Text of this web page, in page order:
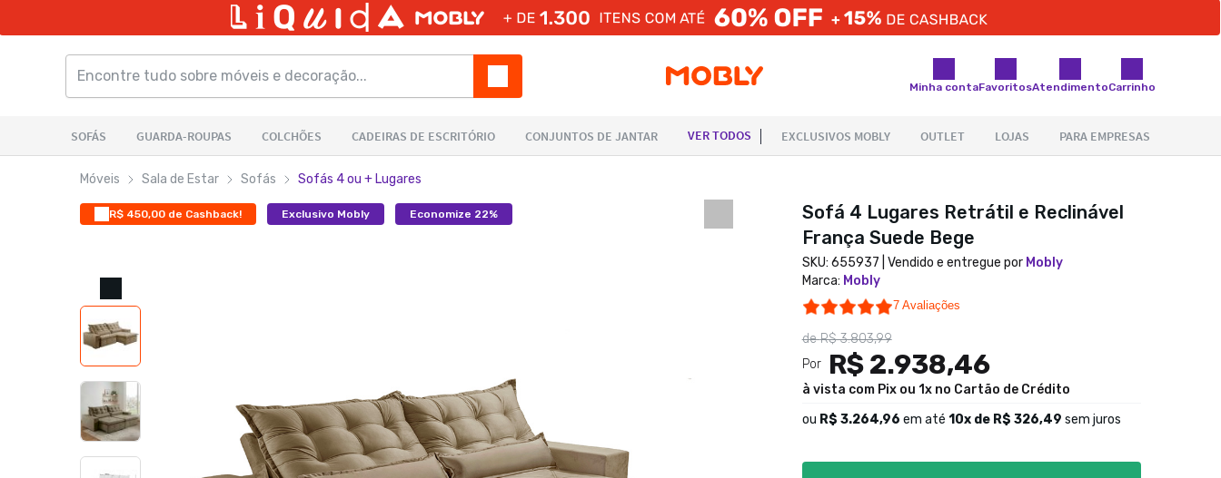
Minha contaFavoritosAtendimentoCarrinho
Móveis Sala de Estar Sofás Sofás 4 ou + Lugares
R$ 450,00 de Cashback! Exclusivo Mobly Economize 22%
Sofá 4 Lugares Retrátil e Reclinável
França Suede Bege
SKU: 655937 | Vendido e entregue por Mobly
Marca: Mobly
4.9 star rating
7 Avaliações
deR$ 3.803,99
Por
R$ 2.938,46
à vista com Pix ou 1x no Cartão de Crédito
ou R$ 3.264,96 em até 10x de R$ 326,49 sem juros